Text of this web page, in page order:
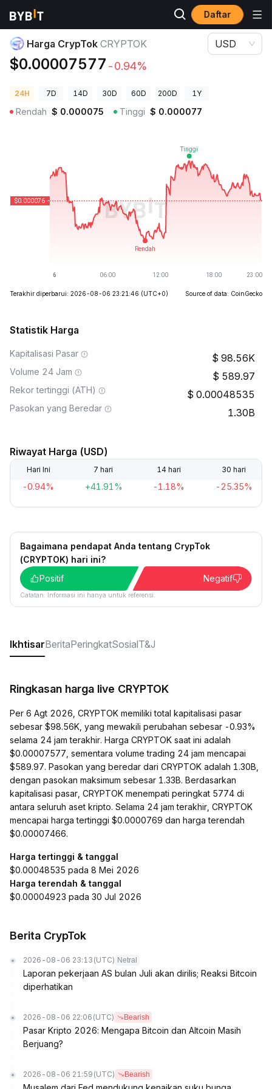
Daftar
Harga Kripto
Harga CrypTok CRYPTOK
$0.00007577 -0.94%
USD
24H 7D 14D 30D 60D 200D 1Y
Rendah $ 0.000075 Tinggi $ 0.000077
Terakhir diperbarui: 2026-08-06 23:21:46 (UTC+0) Source of data: CoinGecko
Statistik Harga
Kapitalisasi Pasar 98.56K
Volume 24 Jam 589.97
Rekor tertinggi (ATH) 0.00048535
Pasokan yang Beredar 1.30B
Riwayat Harga (USD)
Hari Ini 7 hari 14 hari 30 hari
-0.94% +41.91% -1.18% -25.35%
Bagaimana pendapat Anda tentang CrypTok
(CRYPTOK) hari ini?
Positif
Negatif
Catatan: Informasi ini hanya untuk referensi.
IkhtisarBeritaPeringkatSosialT&J
Ringkasan harga live CRYPTOK
Per 6 Agt 2026, CRYPTOK memiliki total kapitalisasi pasar
sebesar $98.56K, yang mewakili perubahan sebesar -0.93%
selama 24 jam terakhir. Harga CRYPTOK saat ini adalah
$0.00007577, sementara volume trading 24 jam mencapai
$589.97. Pasokan yang beredar dari CRYPTOK adalah 1.30B,
dengan pasokan maksimum sebesar 1.33B. Berdasarkan
kapitalisasi pasar, CRYPTOK menempati peringkat 5774 di
antara seluruh aset kripto. Selama 24 jam terakhir, CRYPTOK
mencapai harga tertinggi $0.0000769 dan harga terendah
$0.00007466.
Harga tertinggi & tanggal
$0.00048535 pada 8 Mei 2026
Harga terendah & tanggal
$0.00004923 pada 30 Jul 2026
Berita CrypTok
2026-08-06 23:13 (UTC) Netral
Laporan pekerjaan AS bulan Juli akan dirilis; Reaksi Bitcoin
diperhatikan
2026-08-06 22:06 (UTC) Bearish
Pasar Kripto 2026: Mengapa Bitcoin dan Altcoin Masih
Berjuang?
2026-08-06 21:59 (UTC) Bearish